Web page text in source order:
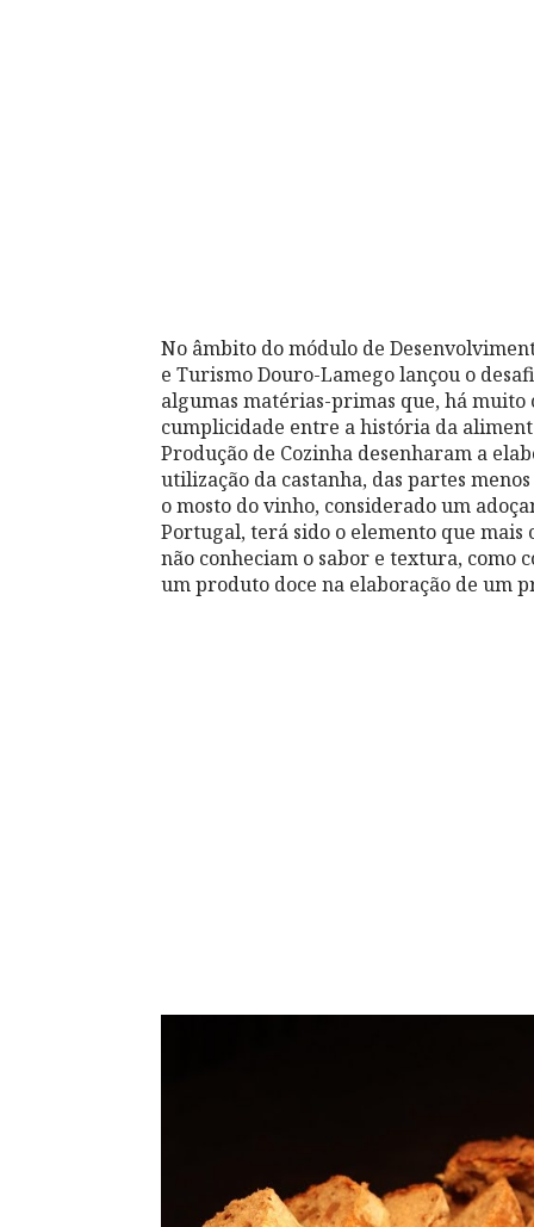
No âmbito do módulo de
e Turismo Douro-Lamego lançou o
algumas matérias-primas que, há
cumplicidade entre a história da
Produção de Cozinha desenharam a
utilização da castanha, das partes
o mosto do vinho, considerado um
Portugal, terá sido o elemento que
não conheciam o sabor e textura, como
um produto doce na elaboração de um